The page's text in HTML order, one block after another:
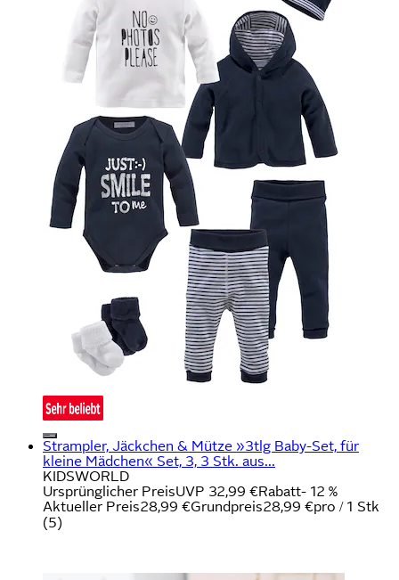
Strampler, Jäckchen & Mütze »3tlg Baby-Set, für
kleine Mädchen« Set, 3, 3 Stk. aus...
KIDSWORLD
Ursprünglicher PreisUVP 32,99 €Rabatt- 12 %
Aktueller Preis28,99 €Grundpreis28,99 €pro / 1 Stk
(5)